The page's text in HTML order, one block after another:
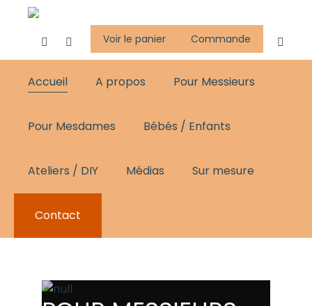
Voir le panier Commande
Accueil A propos Pour Messieurs
Pour Mesdames Bébés / Enfants
Ateliers / DIY Médias Sur mesure
Contact